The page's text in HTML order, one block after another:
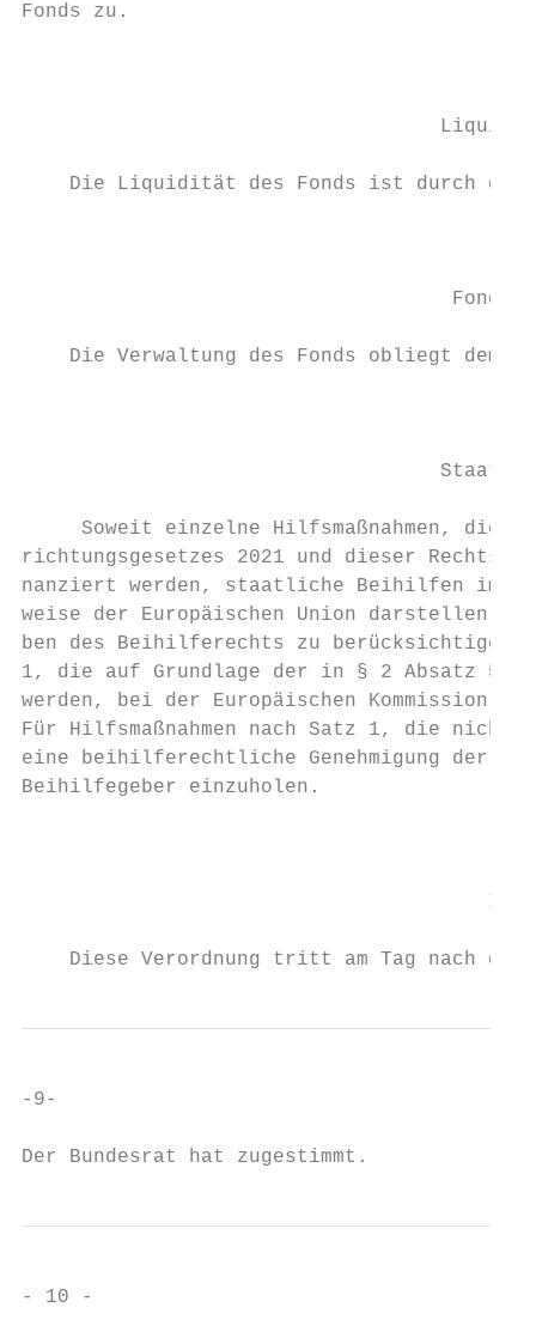
Fonds zu.
Die Liquidität des Fonds ist durch
Die Verwaltung des Fonds obliegt dem
Soweit einzelne Hilfsmaßnahmen, die
richtungsgesetzes 2021 und dieser
nanziert werden, staatliche Beihilfen im
weise der Europäischen Union darstellen,
ben des Beihilferechts zu berücksichtigen.
1, die auf Grundlage der in § 2 Absatz 5
werden, bei der Europäischen Kommission
Für Hilfsmaßnahmen nach Satz 1, die
eine beihilferechtliche Genehmigung der
Beihilfegeber einzuholen.
Diese Verordnung tritt am Tag nach der
-9-
Der Bundesrat hat zugestimmt.
- 10 -